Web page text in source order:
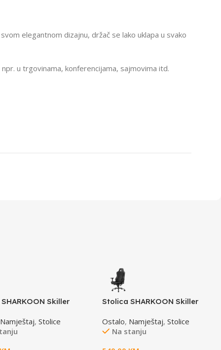
elegantnom dizajnu, držač se lako uklapa u svako
u trgovinama, konferencijama, sajmovima itd.
Skiller
Namještaj,Stolice
Stolica SHARKOON Skiller
Ostalo, Namještaj,Stolice
Na stanju